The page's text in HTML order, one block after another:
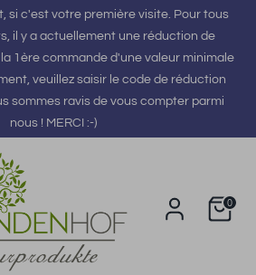
si c'est votre première visite. Pour tous
il y a actuellement une réduction de
1ère commande d'une valeur minimale
veuillez saisir le code de réduction
sommes ravis de vous compter parmi
nous ! MERCI :-)
Panier
0